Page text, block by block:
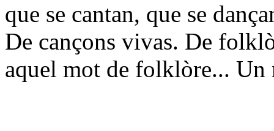
que se cantan, que se
De cançons vivas. De
aquel mot de folklòre... Un